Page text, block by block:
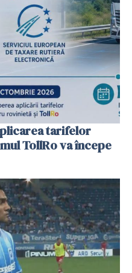
tarifelor
TollRo va începe